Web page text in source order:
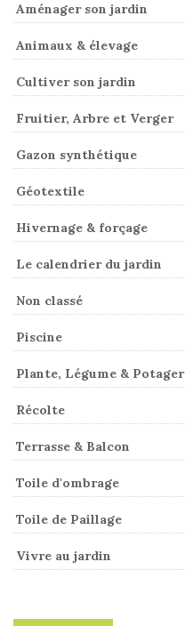
Aménager son jardin
Animaux & élevage
Cultiver son jardin
Fruitier, Arbre et Verger
Gazon synthétique
Géotextile
Hivernage & forçage
Le calendrier du jardin
Non classé
Piscine
Plante, Légume & Potager
Récolte
Terrasse & Balcon
Toile d'ombrage
Toile de Paillage
Vivre au jardin